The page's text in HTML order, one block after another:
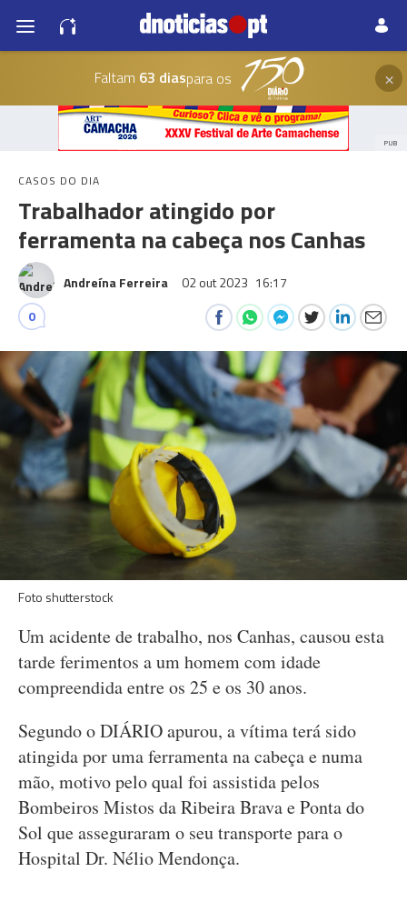
Faltam 63 diaspara os ×
PUB
CASOS DO DIA
Trabalhador atingido por
ferramenta na cabeça nos Canhas
Andreína Ferreira 02 out 2023 16:17
0
Foto shutterstock
Um acidente de trabalho, nos Canhas, causou esta
tarde ferimentos a um homem com idade
compreendida entre os 25 e os 30 anos.
Segundo o DIÁRIO apurou, a vítima terá sido
atingida por uma ferramenta na cabeça e numa
mão, motivo pelo qual foi assistida pelos
Bombeiros Mistos da Ribeira Brava e Ponta do
Sol que asseguraram o seu transporte para o
Hospital Dr. Nélio Mendonça.